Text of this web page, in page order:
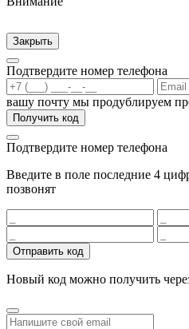
Закрыть
Подтвердите номер телефона
вашу почту мы продублируем
Получить код
Подтвердите номер телефона
Введите в поле последние 4
позвонят
Отправить код
Новый код можно получить